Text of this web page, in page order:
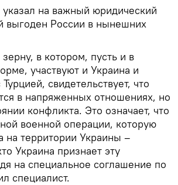
на важный юридический
выгоден России в нынешних
в котором, пусть и в
участвуют и Украина и
свидетельствует, что
в напряженных отношениях, но
конфликта. Это означает, что
военной операции, которую
на территории Украины –
Украина признает эту
на специальное соглашение по
специалист.